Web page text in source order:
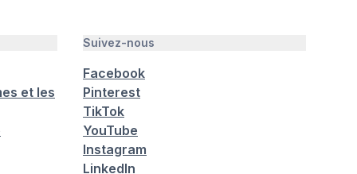
et les
Suivez-nous
Facebook
Pinterest
TikTok
YouTube
Instagram
LinkedIn